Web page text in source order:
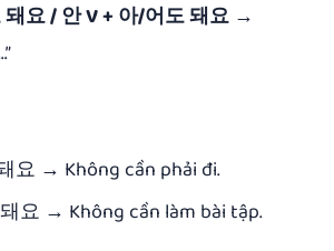
요 / 안 V + 아/어도 돼요 →
요 → Không cần phải đi.
요 → Không cần làm bài tập.